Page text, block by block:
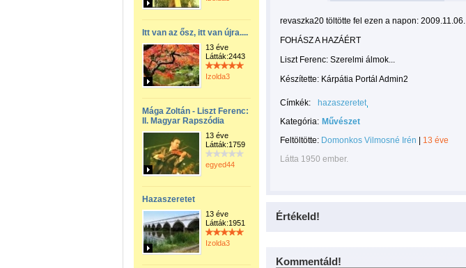
Itt van az ősz, itt van újra....
13 éve
Látták:2443
Izolda3
Mága Zoltán - Liszt Ferenc:
II. Magyar Rapszódia
13 éve
Látták:1759
egyed44
Hazaszeretet
13 éve
Látták:1951
Izolda3
revaszka20 töltötte fel ezen a napon: 2009.11.06.
FOHÁSZ A HAZÁÉRT
Liszt Ferenc: Szerelmi álmok...
Készítette: Kárpátia Portál Admin2
Címkék:
hazaszeretet
Kategória: Művészet
Feltöltötte: Domonkos Vilmosné Irén
13 éve
Látta 1950 ember.
Értékeld!
Kommentáld!